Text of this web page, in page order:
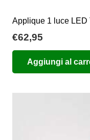
Applique 1 luce LED
€62,95
Aggiungi al